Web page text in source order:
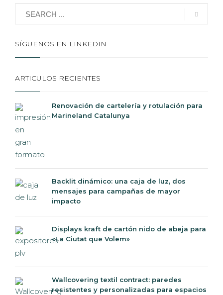
SÍGUENOS EN LINKEDIN
ARTICULOS RECIENTES
Renovación de cartelería y rotulación para
Marineland Catalunya
Backlit dinámico: una caja de luz, dos
mensajes para campañas de mayor
impacto
Displays kraft de cartón nido de abeja para
«La Ciutat que Volem»
Wallcovering textil contract: paredes
resistentes y personalizadas para espacios